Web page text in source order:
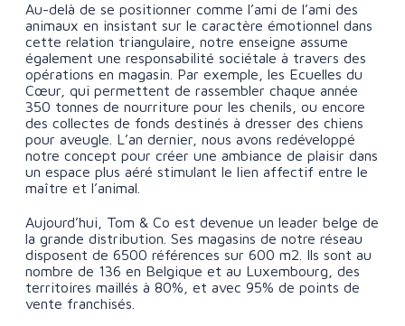
Au-delà de se positionner comme l’ami de l’ami des
animaux en insistant sur le caractère émotionnel dans
cette relation triangulaire, notre enseigne assume
également une responsabilité sociétale à travers des
opérations en magasin. Par exemple, les Ecuelles du
Cœur, qui permettent de rassembler chaque année
350 tonnes de nourriture pour les chenils, ou encore
des collectes de fonds destinés à dresser des chiens
pour aveugle. L’an dernier, nous avons redéveloppé
notre concept pour créer une ambiance de plaisir dans
un espace plus aéré stimulant le lien affectif entre le
maître et l’animal.
Aujourd’hui, Tom & Co est devenue un leader belge de
la grande distribution. Ses magasins de notre réseau
disposent de 6500 références sur 600 m2. Ils sont au
nombre de 136 en Belgique et au Luxembourg, des
territoires maillés à 80%, et avec 95% de points de
vente franchisés.